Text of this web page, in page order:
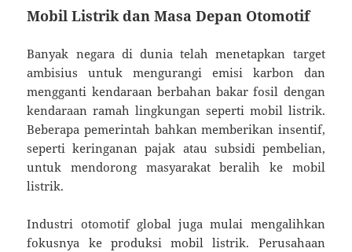
Mobil Listrik dan Masa Depan Otomotif
Banyak negara di dunia telah menetapkan target
ambisius untuk mengurangi emisi karbon dan
mengganti kendaraan berbahan bakar fosil dengan
kendaraan ramah lingkungan seperti mobil listrik.
Beberapa pemerintah bahkan memberikan insentif,
seperti keringanan pajak atau subsidi pembelian,
untuk mendorong masyarakat beralih ke mobil
listrik.
Industri otomotif global juga mulai mengalihkan
fokusnya ke produksi mobil listrik. Perusahaan